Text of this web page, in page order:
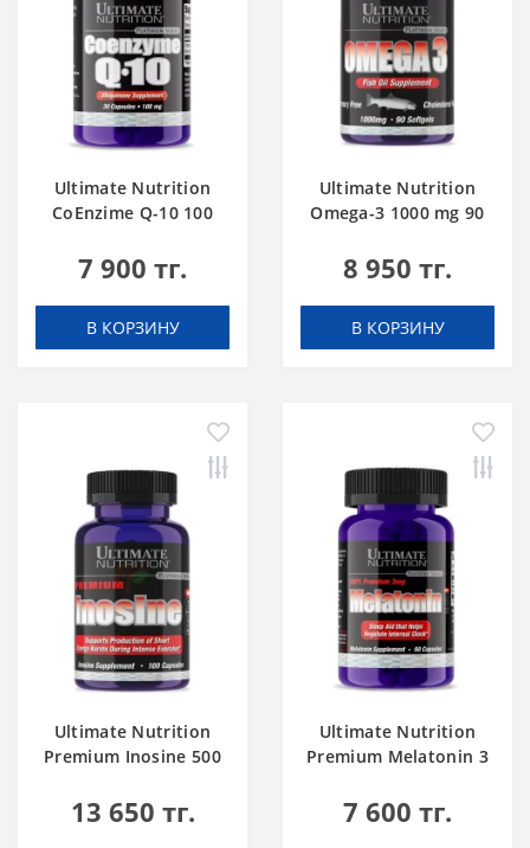
Ultimate Nutrition
CoEnzime Q-10 100
7 900 тг.
В КОРЗИНУ
Ultimate Nutrition
Omega-3 1000 mg 90
8 950 тг.
В КОРЗИНУ
Ultimate Nutrition
Premium Inosine 500
13 650 тг.
Ultimate Nutrition
Premium Melatonin 3
7 600 тг.